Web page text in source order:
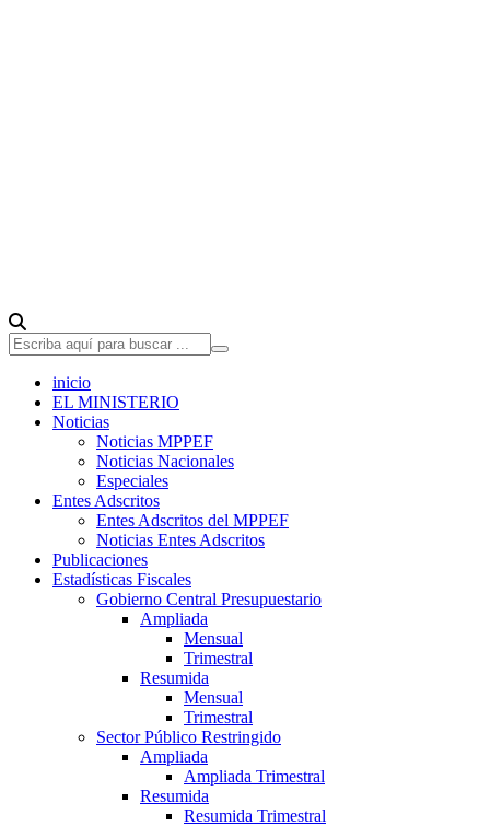
inicio
EL MINISTERIO
Noticias
Noticias MPPEF
Noticias Nacionales
Especiales
Entes Adscritos
Entes Adscritos del MPPEF
Noticias Entes Adscritos
Publicaciones
Estadísticas Fiscales
Gobierno Central Presupuestario
Ampliada
Mensual
Trimestral
Resumida
Mensual
Trimestral
Sector Público Restringido
Ampliada
Ampliada Trimestral
Resumida
Resumida Trimestral